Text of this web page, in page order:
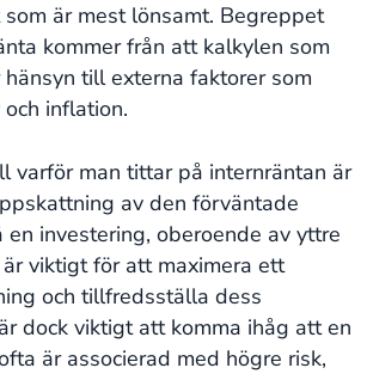
är mest lönsamt. Begreppet
kommer från att kalkylen som
till externa faktorer som
inflation.
varför man tittar på internräntan är
av den förväntade
en investering, oberoende av yttre
viktigt för att maximera ett
och tillfredsställa dess
dock viktigt att komma ihåg att en
är associerad med högre risk,